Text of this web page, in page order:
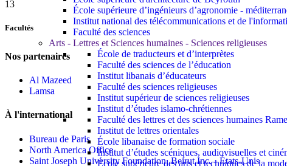
École supérieure d’ingénieurs d’agronomie -
Institut national des télécommunications et de
Faculté des sciences
Arts - Lettres et Sciences humaines - Sciences religieuses
École de traducteurs et d’interprètes
Faculté des sciences de l’éducation
Institut libanais d’éducateurs
Faculté des sciences religieuses
Institut supérieur de sciences religieuses
Institut d’études islamo-chrétiennes
Faculté des lettres et des sciences humaines
Institut de lettres orientales
École libanaise de formation sociale
Institut d’études scéniques, audiovisuelles et
École supérieure des arts et techniques de la
13
Facultés
Nos partenaires
Al Mazeed
Lamsa
À l'international
Bureau de Paris
North America Office
Saint Joseph University Foundation, Beirut Inc. - États-Unis